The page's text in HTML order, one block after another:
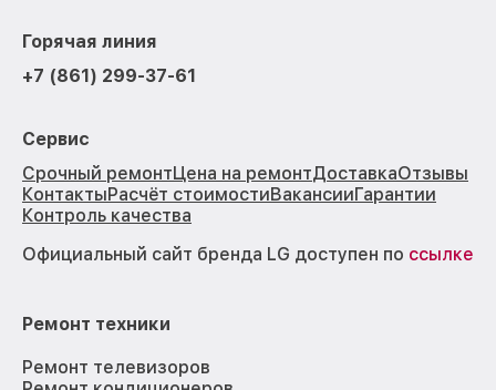
Горячая линия
+7 (861) 299-37-61
Сервис
Срочный ремонтЦена на ремонтДоставкаОтзывы
КонтактыРасчёт стоимостиВакансииГарантии
Контроль качества
Официальный сайт бренда LG доступен по ссылке
Ремонт техники
Ремонт телевизоров